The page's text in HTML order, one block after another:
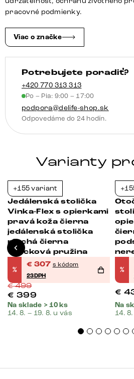
látka
sivá
tenká
podstava
čierna
vrecková
pružina
pracovné podmienky.
Viac o značke
Potrebujete poradiť?
+420 770 313 313
Po – Pia: 9:00 – 17:00
podpora@delife-shop.sk
Odpovedáme do 24 hodín.
Varianty
+155 variant
Jedálenská stolička
Vinka-Flex s opierkami
pravá koža čierna
jedálenská stolička
plochá čierna
vrecková pružina
%
€ 307 s kódom
23DPH
€499
€ 399
Na sklade > 10 ks
14. 8. – 19. 8. u vás
%
€
Na
14.